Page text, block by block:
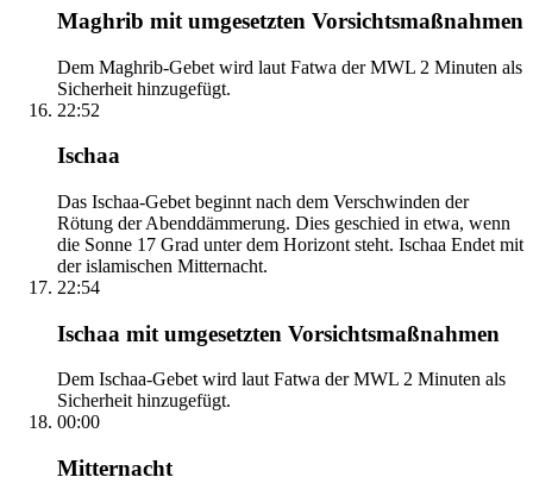
Maghrib mit umgesetzten Vorsichtsmaßnahmen
Dem Maghrib-Gebet wird laut Fatwa der MWL 2 Minuten als
Sicherheit hinzugefügt.
22:52
Ischaa
Das Ischaa-Gebet beginnt nach dem Verschwinden der
Rötung der Abenddämmerung. Dies geschied in etwa, wenn
die Sonne 17 Grad unter dem Horizont steht. Ischaa Endet mit
der islamischen Mitternacht.
22:54
Ischaa mit umgesetzten Vorsichtsmaßnahmen
Dem Ischaa-Gebet wird laut Fatwa der MWL 2 Minuten als
Sicherheit hinzugefügt.
00:00
Mitternacht